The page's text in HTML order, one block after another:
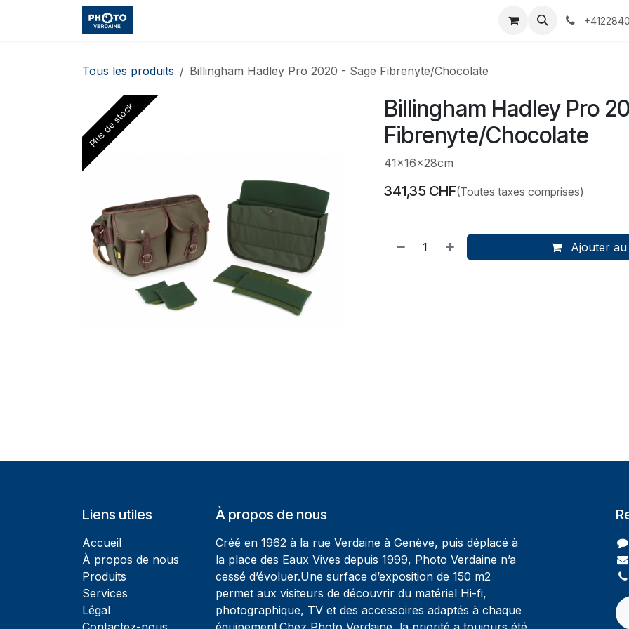
Se rendre au contenu
Événements Services
Tous les produits Billingham Hadley Pro 2020 - Sage Fibrenyte/Chocolate
Plus de stock
Billingham Hadley Pro
Fibrenyte/Chocolate
41x16x28cm
341,35 CHF(Toutes taxes comprises)
Ajouter
Liens utiles
Accueil
À propos de nous
Produits
Services
Légal
À propos de nous
Créé en 1962 à la rue Verdaine à Genève, puis déplacé à
la place des Eaux Vives depuis 1999, Photo Verdaine n’a
cessé d’évoluer.Une surface d’exposition de 150 m2
permet aux visiteurs de découvrir du matériel Hi-fi,
photographique, TV et des accessoires adaptés à chaque